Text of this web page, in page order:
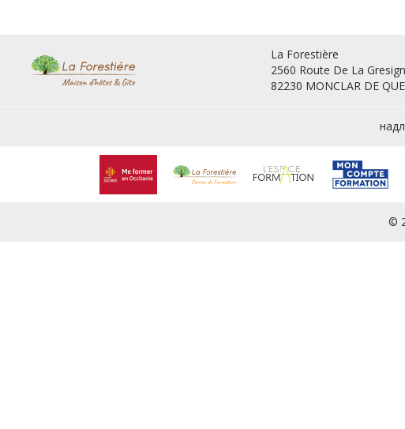
La Forestière
2560 Route De La
82230 MONCLAR DE
©